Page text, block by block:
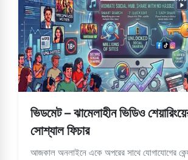
ভিডমেট – ঝামেলাহীন ভিডিও
সোশ্যাল ফিচার
আজকাল অনলাইনে একে অপরের সাথে যোগাযোগের